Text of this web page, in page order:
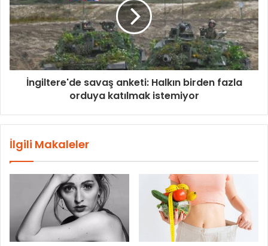
İngiltere'de savaş anketi: Halkın birden fazla
orduya katılmak istemiyor
İlgili Makaleler